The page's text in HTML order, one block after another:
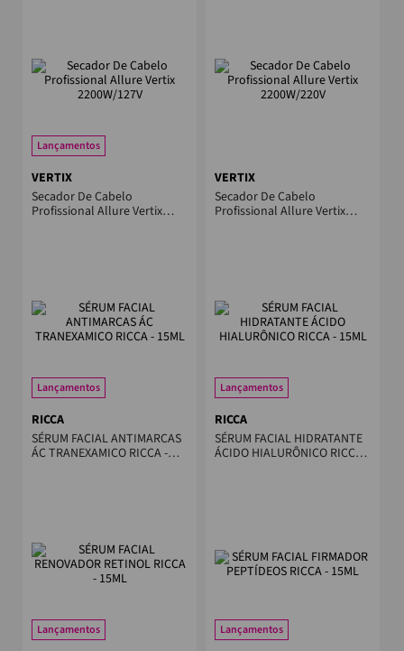
Lançamentos
VERTIX
Secador De Cabelo
Profissional Allure Vertix
VERTIX
Secador De Cabelo
Profissional Allure Vertix
Lançamentos
RICCA
SÉRUM FACIAL ANTIMARCAS
ÁC TRANEXAMICO RICCA -
Lançamentos
RICCA
SÉRUM FACIAL HIDRATANTE
ÁCIDO HIALURÔNICO RICCA -
Lançamentos Lançamentos